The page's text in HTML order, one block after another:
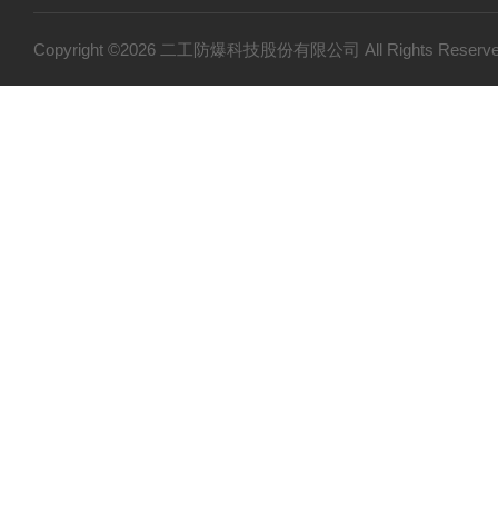
Copyright ©2026 二工防爆科技股份有限公司 All Rights